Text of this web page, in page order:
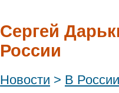
Сергей
России
Новости > В России